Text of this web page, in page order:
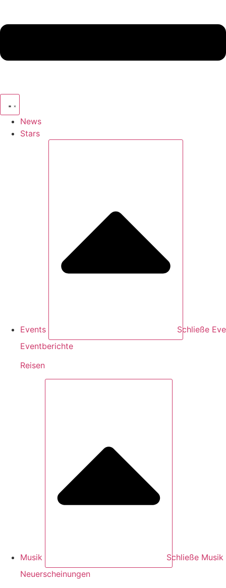
News
Stars
Events
Schließe
Eventberichte
Reisen
Musik
Schließe Musik
Neuerscheinungen